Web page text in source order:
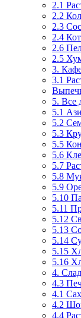
2.1
2.2
2.3
2.4
2.6
2.5
3.
3.1
5. Все
5.1
5.2
5.3
5.5
5.6
5.7
5.8
5.9
5.10
5.11
5.12
5.13
5.14
5.15
5.16
4.
4.3
4.1
4.2
4.4